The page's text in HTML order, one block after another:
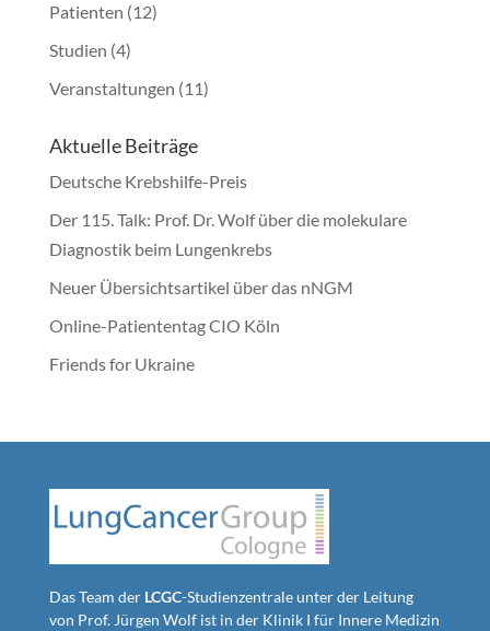
Patienten (12)
Studien (4)
Veranstaltungen (11)
Aktuelle Beiträge
Deutsche Krebshilfe-Preis
Der 115. Talk: Prof. Dr. Wolf über die molekulare
Diagnostik beim Lungenkrebs
Neuer Übersichtsartikel über das nNGM
Online-Patiententag CIO Köln
Friends for Ukraine
Das Team der LCGC-Studienzentrale unter der Leitung
von Prof. Jürgen Wolf ist in der Klinik I für Innere Medizin